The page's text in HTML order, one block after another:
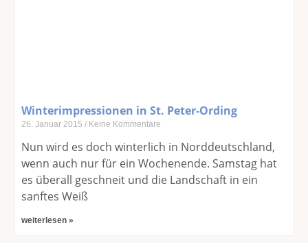
Winterimpressionen in St. Peter-Ording
26. Januar 2015 Keine Kommentare
Nun wird es doch winterlich in Norddeutschland,
wenn auch nur für ein Wochenende. Samstag hat
es überall geschneit und die Landschaft in ein
sanftes Weiß
weiterlesen »